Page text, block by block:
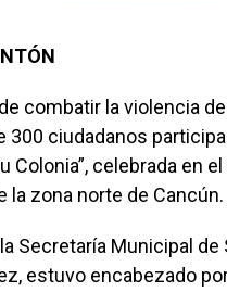
combatir la violencia
300 ciudadanos
Colonia”, celebrada en
la zona norte de Cancún.
Secretaría Municipal
estuvo encabezado